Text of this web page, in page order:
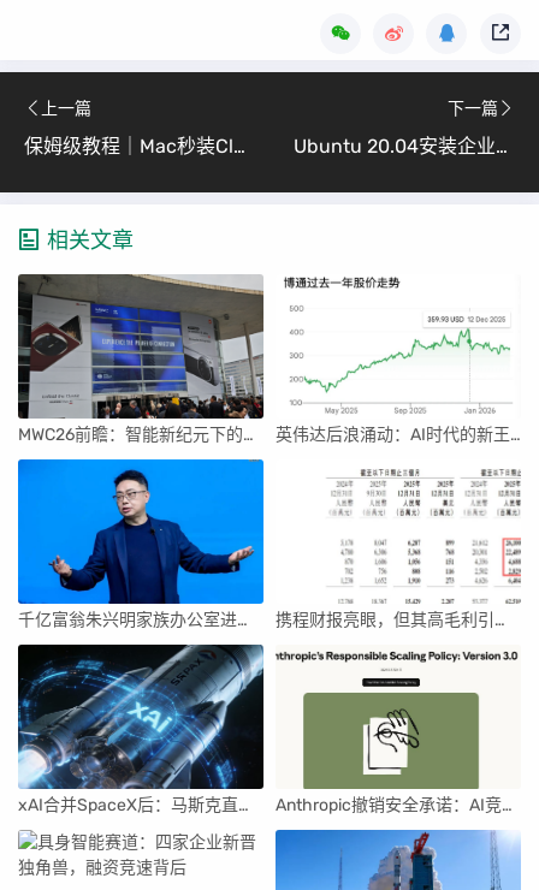
上一篇
保姆级教程｜Mac秒装Claude官方SDK！
下一篇
Ubuntu 20.04安装企业微信图文教程（小白也能轻松搞定）
相关文章
MWC26前瞻：智能新纪元下的科技盛宴 英伟达后浪涌动：AI时代的新王者与隐忧
千亿富翁朱兴明家族办公室进军VC圈 携程财报亮眼，但其高毛利引发行业争议
xAI合并SpaceX后：马斯克直接介入，团队压力激增 Anthropic撤销安全承诺：AI竞赛中的伦理与商业博弈